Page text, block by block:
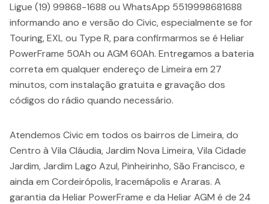
Ligue (19) 99868-1688 ou WhatsApp 5519998681688
informando ano e versão do Civic, especialmente se for
Touring, EXL ou Type R, para confirmarmos se é Heliar
PowerFrame 50Ah ou AGM 60Ah. Entregamos a bateria
correta em qualquer endereço de Limeira em 27
minutos, com instalação gratuita e gravação dos
códigos do rádio quando necessário.
Atendemos Civic em todos os bairros de Limeira, do
Centro à Vila Cláudia, Jardim Nova Limeira, Vila Cidade
Jardim, Jardim Lago Azul, Pinheirinho, São Francisco, e
ainda em Cordeirópolis, Iracemápolis e Araras. A
garantia da Heliar PowerFrame e da Heliar AGM é de 24